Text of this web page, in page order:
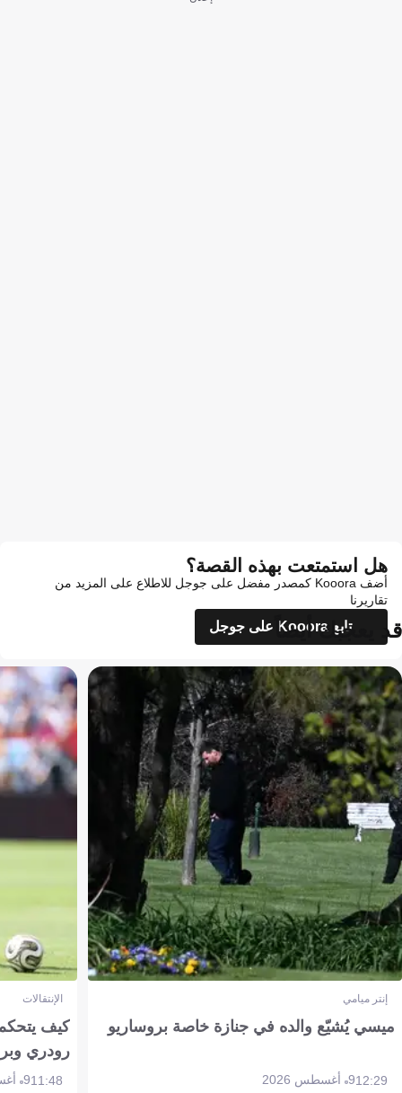
هل استمتعت بهذه القصة؟
أضف Kooora كمصدر مفضل على جوجل للاطلاع على المزيد من
تقاريرنا
تابع Kooora على جوجل
قد يعجبك أيضاً
إنتر ميامي
ميسي يُشيّع والده في جنازة خاصة بروساريو
12:299 أغسطس 2026
الإنتقالات
كيف
رودري
11:489 أغسطس 2026